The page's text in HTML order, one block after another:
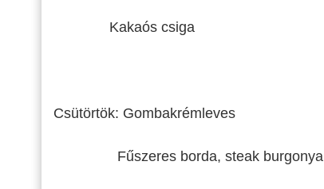
Kakaós csiga
Csütörtök: Gombakrémleves
Fűszeres borda, steak burgonya